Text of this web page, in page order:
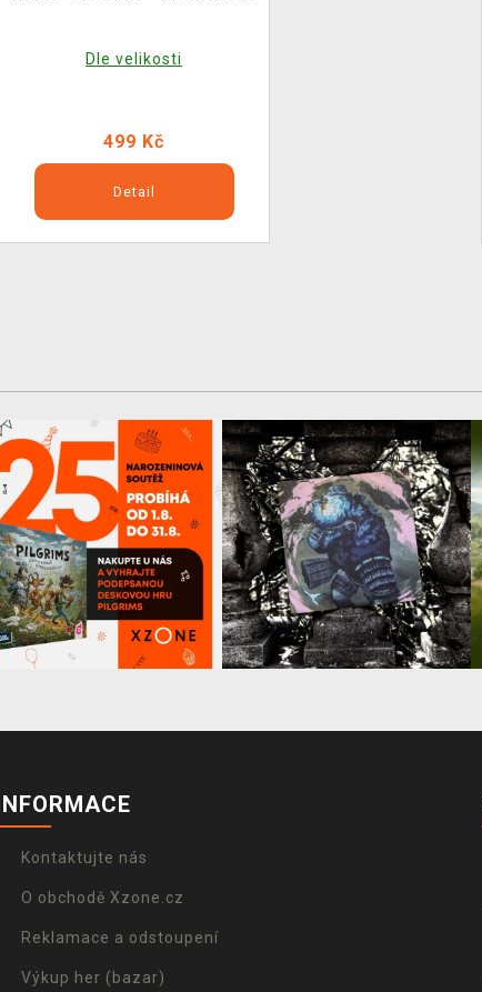
Dle velikosti
499 Kč
Detail
Kontaktujte nás
O obchodě Xzone.cz
Reklamace a odstoupení
Výkup her (bazar)